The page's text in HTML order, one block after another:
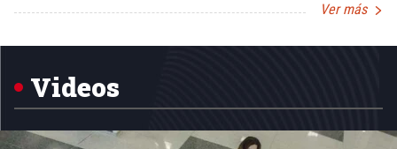
Ver más
Videos